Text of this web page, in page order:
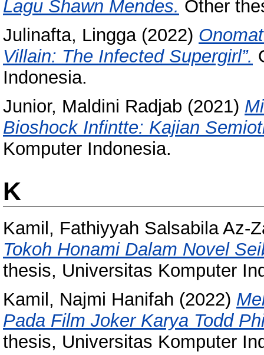
Lagu Shawn Mendes. Other
Julinafta, Lingga(2022)
Villain: The Infected Supergirl”.
Indonesia.
Junior, Maldini Radjab (2021)
Bioshock Infintte: Kajian
Komputer Indonesia.
K
Kamil, Fathiyyah Salsabila Az-
Tokoh Honami Dalam Novel
thesis, Universitas Komputer
Kamil, Najmi Hanifah (2022)
Pada Film Joker Karya Todd
thesis, Universitas Komputer